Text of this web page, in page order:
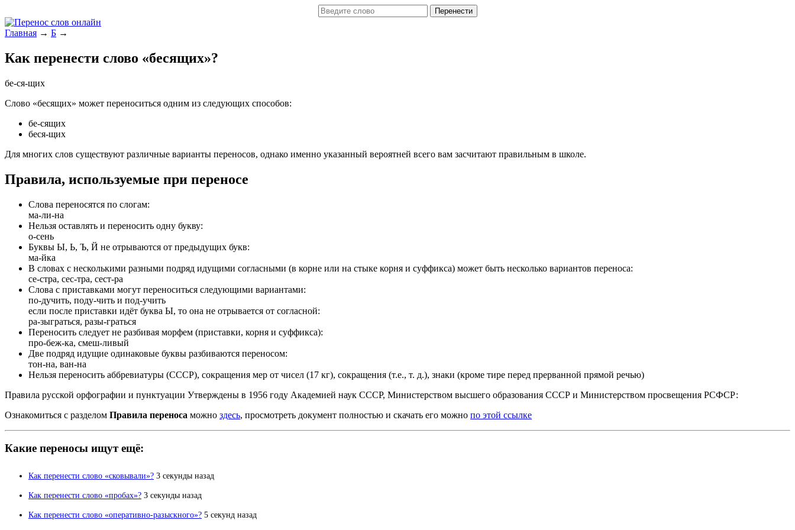
Главная → Б →
Как перенести слово «бесящих»?
бе-ся-щих
Слово «бесящих» может переноситься одним из следующих способов:
бе-сящих
беся-щих
Для многих слов существуют различные варианты переносов, однако именно указанный вероятней всего вам засчитают правильным в школе.
Правила, используемые при переносе
Слова переносятся по слогам:
ма-ли-на
Нельзя оставлять и переносить одну букву:
о-сень
Буквы Ы, Ь, Ъ, Й не отрываются от предыдущих букв:
ма-йка
В словах с несколькими разными подряд идущими согласными (в корне или на стыке корня и суффикса) может быть несколько вариантов переноса:
се-стра, сес-тра, сест-ра
Слова с приставками могут переноситься следующими вариантами:
по-дучить, поду-чить и под-учить
если после приставки идёт буква Ы, то она не отрывается от согласной:
ра-зыграться, разы-граться
Переносить следует не разбивая морфем (приставки, корня и суффикса):
про-беж-ка, смеш-ливый
Две подряд идущие одинаковые буквы разбиваются переносом:
тон-на, ван-на
Нельзя переносить аббревиатуры (СССР), сокращения мер от чисел (17 кг), сокращения (т.е., т. д.), знаки (кроме тире перед прерванной прямой речью)
Правила русской орфографии и пунктуации Утверждены в 1956 году Академией наук СССР, Министерством высшего образования СССР и Министерством просвещения РСФСР:
Ознакомиться с разделом Правила переноса можно здесь, просмотреть документ полностью и скачать его можно по этой ссылке
Какие переносы ищут ещё:
Как перенести слово «сковывали»? 3 секунды назад
Как перенести слово «пробах»? 3 секунды назад
Как перенести слово «оперативно-разыскного»? 5 секунд назад